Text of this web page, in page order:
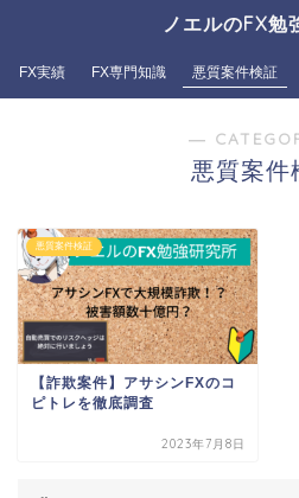
ノエルのFX勉
FX実績 FX専門知識 悪質案件検証
―
悪質案件
悪質案件検証
【詐欺案件】アサシンFXのコ
ピトレを徹底調査
2023年7月8日